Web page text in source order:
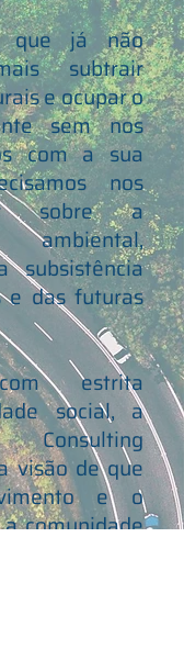
que já não
subtrair
e ocupar o
sem nos
com a sua
nos
sobre a
ambiental,
subsistência
e das futuras
estrita
social, a
visão de que
e o
comunidade